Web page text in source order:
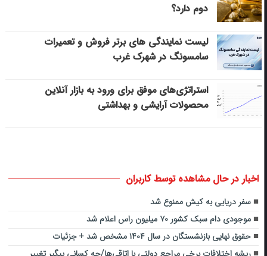
دوم دارد؟
لیست نمایندگی های برتر فروش و تعمیرات
سامسونگ در شهرک غرب
استراتژی‌های موفق برای ورود به بازار آنلاین
محصولات آرایشی و بهداشتی
اخبار در حال مشاهده توسط کاربران
سفر دریایی به کیش ممنوع شد
موجودی دام سبک کشور ۷۰ میلیون راس اعلام شد
حقوق نهایی بازنشستگان در سال ۱۴۰۴ مشخص شد + جزئیات